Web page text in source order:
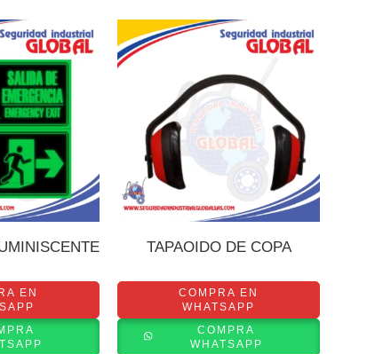
EN
TAPAOIDO DE COPA
COMPRA EN
WHATSAPP
COMPRA
WHATSAPP